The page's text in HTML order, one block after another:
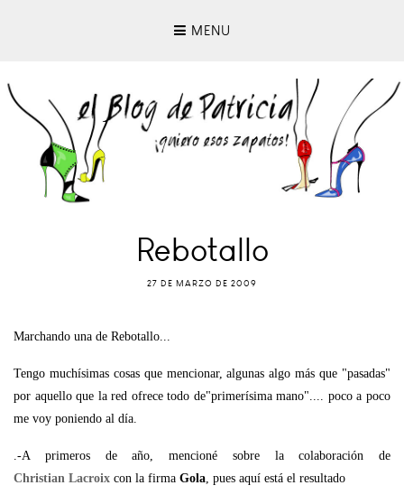
MENU
Rebotallo
27 DE MARZO DE 2009
Marchando una de Rebotallo...
Tengo muchísimas cosas que mencionar, algunas algo más que "pasadas"
por aquello que la red ofrece todo de"primerísima mano".... poco a poco
me voy poniendo al día.
.-A primeros de año, mencioné sobre la colaboración de
Christian Lacroix con la firma Gola , pues aquí está el resultado